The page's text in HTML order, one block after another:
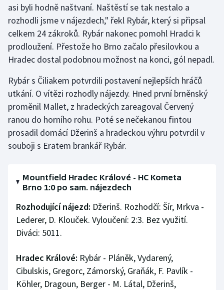
asi byli hodně naštvaní. Naštěstí se tak nestalo a
rozhodli jsme v nájezdech," řekl Rybár, který si připsal
celkem 24 zákroků. Rybár nakonec pomohl Hradci k
prodloužení. Přestože ho Brno začalo přesilovkou a
Hradec dostal podobnou možnost na konci, gól nepadl.
Rybár s Čiliakem potvrdili postavení nejlepších hráčů
utkání. O vítězi rozhodly nájezdy. Hned první brněnský
proměnil Mallet, z hradeckých zareagoval Červený
ranou do horního rohu. Poté se nečekanou fintou
prosadil domácí Džerinš a hradeckou výhru potvrdil v
souboji s Eratem brankář Rybár.
Mountfield Hradec Králové - HC Kometa
Brno 1:0 po sam. nájezdech
Rozhodující nájezd: Džerinš. Rozhodčí: Šír, Mrkva -
Lederer, D. Klouček. Vyloučení: 2:3. Bez využití.
Diváci: 5011.
Hradec Králové: Rybár - Pláněk, Vydarený,
Cibulskis, Gregorc, Zámorský, Graňák, F. Pavlík -
Köhler, Dragoun, Berger - M. Látal, Džerinš,